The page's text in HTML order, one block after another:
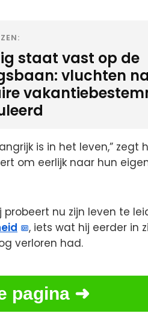
staat vast op de
vluchten
is in het leven,” zegt
om eerlijk naar hun
probeert nu zijn leven te
, iets wat hij eerder in
verloren had.
pagina ➜